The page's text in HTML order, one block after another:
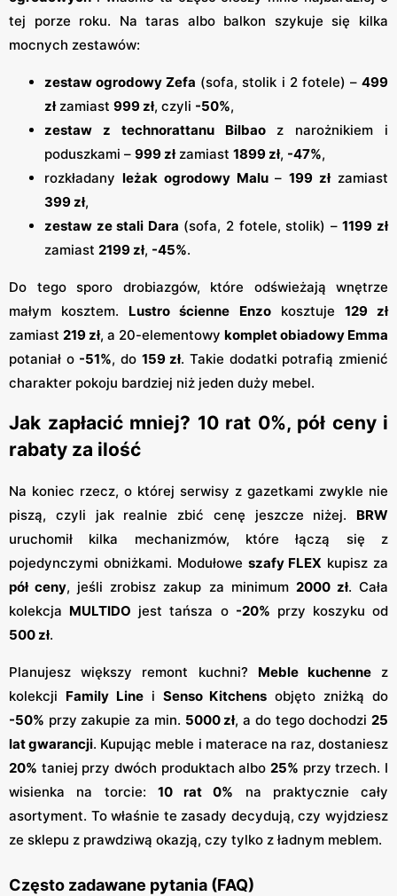
tej porze roku. Na taras albo balkon szykuje się kilka
mocnych zestawów:
zestaw ogrodowy Zefa (sofa, stolik i 2 fotele) –499
złzamiast 999 zł, czyli -50%,
zestaw z technorattanu Bilbaoz narożnikiem i
poduszkami – 999 złzamiast 1899 zł, -47%,
rozkładany leżak ogrodowy Malu–199 złzamiast
399 zł,
zestaw ze stali Dara (sofa, 2 fotele, stolik) –1199 zł
zamiast 2199 zł, -45%.
Do tego sporo drobiazgów, które odświeżają wnętrze
małym kosztem. Lustro ścienne Enzokosztuje 129 zł
zamiast 219 zł, a 20-elementowy komplet obiadowy Emma
potaniał o -51%, do 159 zł. Takie dodatki potrafią zmienić
charakter pokoju bardziej niż jeden duży mebel.
Jak zapłacić mniej? 10 rat 0%, pół ceny i
rabaty za ilość
Na koniec rzecz, o której serwisy z gazetkami zwykle nie
piszą, czyli jak realnie zbić cenę jeszcze niżej. BRW
uruchomił kilka mechanizmów, które łączą się z
pojedynczymi obniżkami. Modułowe szafy FLEX kupisz za
pół ceny, jeśli zrobisz zakup za minimum 2000 zł. Cała
kolekcja MULTIDO jest tańsza o -20% przy koszyku od
500 zł.
Planujesz większy remont kuchni? Meble kuchennez
kolekcji Family Linei Senso Kitchens objęto zniżką do
-50% przy zakupie za min. 5000 zł, a do tego dochodzi 25
lat gwarancji. Kupując meble i materace na raz, dostaniesz
20% taniej przy dwóch produktach albo 25% przy trzech. I
wisienka na torcie: 10 rat 0% na praktycznie cały
asortyment. To właśnie te zasady decydują, czy wyjdziesz
ze sklepu z prawdziwą okazją, czy tylko z ładnym meblem.
Często zadawane pytania (FAQ)